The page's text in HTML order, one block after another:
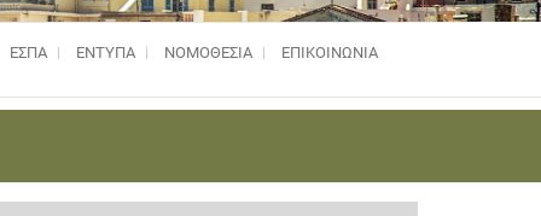
ΕΣΠΑ ΕΝΤΥΠΑ ΝΟΜΟΘΕΣΊΑ ΕΠΙΚΟΙΝΩΝΙΑ